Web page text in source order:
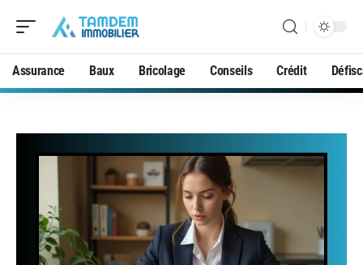
Assurance Baux Bricolage Conseils Crédit